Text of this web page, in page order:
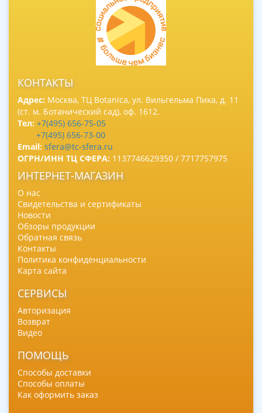
КОНТАКТЫ
Адрес: Москва, ТЦ Botanica, ул. Вильгельма Пика, д. 11
(ст. м. Ботанический сад), оф. 1612.
Тел: +7(495) 656-75-05
+7(495) 656-73-00
Email: sfera@tc-sfera.ru
ОГРН/ИНН ТЦ СФЕРА: 1137746629350 / 7717757975
ИНТЕРНЕТ-МАГАЗИН
О нас
Свидетельства и сертификаты
Новости
Обзоры продукции
Обратная связь
Контакты
Политика конфиденциальности
Карта сайта
СЕРВИСЫ
Авторизация
Возврат
Видео
ПОМОЩЬ
Способы доставки
Способы оплаты
Как оформить заказ